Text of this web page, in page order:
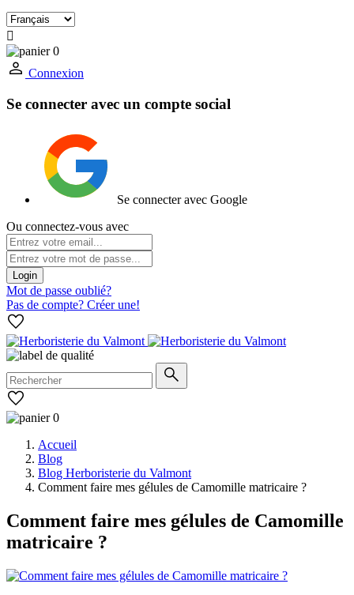

0
Connexion
Se connecter avec un compte social
Se connecter avec Google
Ou connectez-vous avec
Login
Mot de passe oublié?
Pas de compte? Créer une!
0
Accueil
Blog
Blog Herboristerie du Valmont
Comment faire mes gélules de Camomille matricaire ?
Comment faire mes gélules de Camomille
matricaire ?